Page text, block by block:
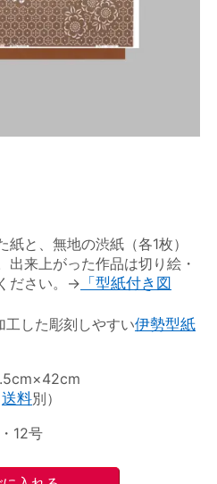
と、無地の渋紙（各1枚）
出来上がった作品は切り絵・
ださい。→ 「型紙付き図
工した彫刻しやすい伊勢型紙
送料別）
12号